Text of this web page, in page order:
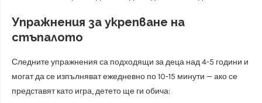
Упражнения за укрепване на
стъпалото
Следните упражнения са подходящи за деца над 4-5 години и
могат да се изпълняват ежедневно по 10-15 минути — ако се
представят като игра, детето ще ги обича: